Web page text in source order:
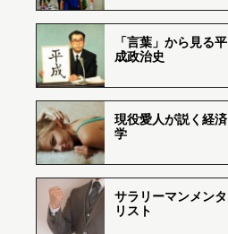
「言葉」から見る平
成政治史
現役愛人が説く経済
学
サラリーマンメンタ
リスト